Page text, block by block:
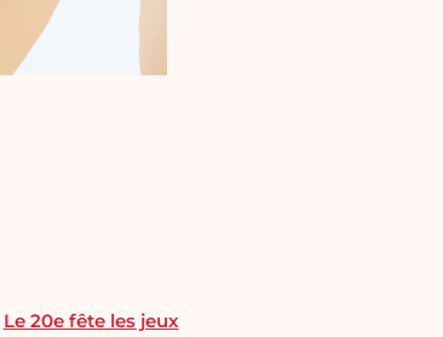
Le 20e fête les jeux